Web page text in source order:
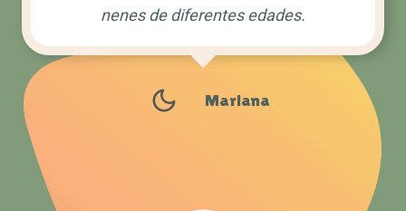
nenes de diferentes edades.
Mariana